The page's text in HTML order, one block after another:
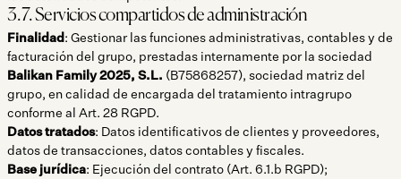
3.7. Servicios compartidos de administración
Finalidad: Gestionar las funciones administrativas, contables y de
facturación del grupo, prestadas internamente por la sociedad
Balikan Family 2025, S.L. (B75868257), sociedad matriz del
grupo, en calidad de encargada del tratamiento intragrupo
conforme al Art. 28 RGPD.
Datos tratados: Datos identificativos de clientes y proveedores,
datos de transacciones, datos contables y fiscales.
Base jurídica: Ejecución del contrato (Art. 6.1.b RGPD);